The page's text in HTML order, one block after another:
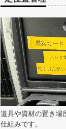
道具や資材の置き場
仕組みです。